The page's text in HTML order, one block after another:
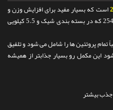
است که بسیار مفید برای افزایش وزن و
محبوب در جهان است با فرمولی بهتر از 2544 که در بسته بندی شیک و 5.5 کیلویی
تمام پروتئین ها را شامل می شود و تلفیق
میشود این مکمل رو بسیار جذابتر از همیشه
جذب بیشتر